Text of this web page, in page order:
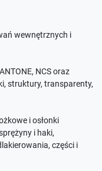
wewnętrznych i
NCS oraz
struktury, transparenty,
i osłonki
i haki,
części i